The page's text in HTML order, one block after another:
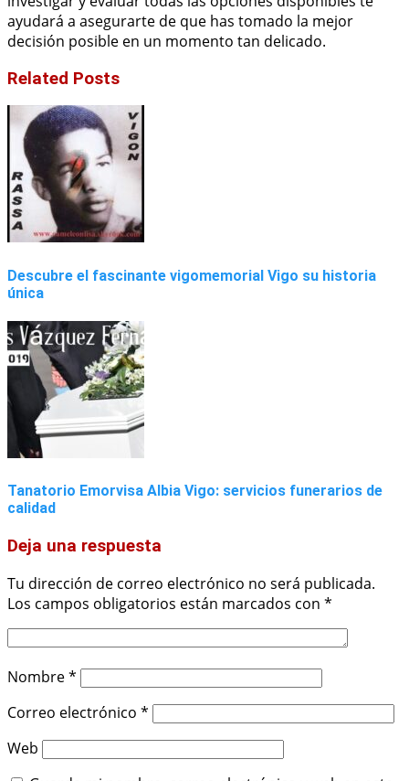
ayudará a asegurarte de que has tomado la mejor
decisión posible en un momento tan delicado.
Related Posts
Descubre el fascinante vigomemorial Vigo su historia
única
Tanatorio Emorvisa Albia Vigo: servicios funerarios de
calidad
Deja una respuesta
Tu dirección de correo electrónico no será publicada.
Los campos obligatorios están marcados con *
Nombre*
Correo electrónico *
Web